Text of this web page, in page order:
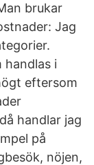
brukar
Jag
handlas i
eftersom
handlar jag
på
nöjen,